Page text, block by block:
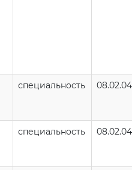
специальность 08.02.04
специальность 08.02.04